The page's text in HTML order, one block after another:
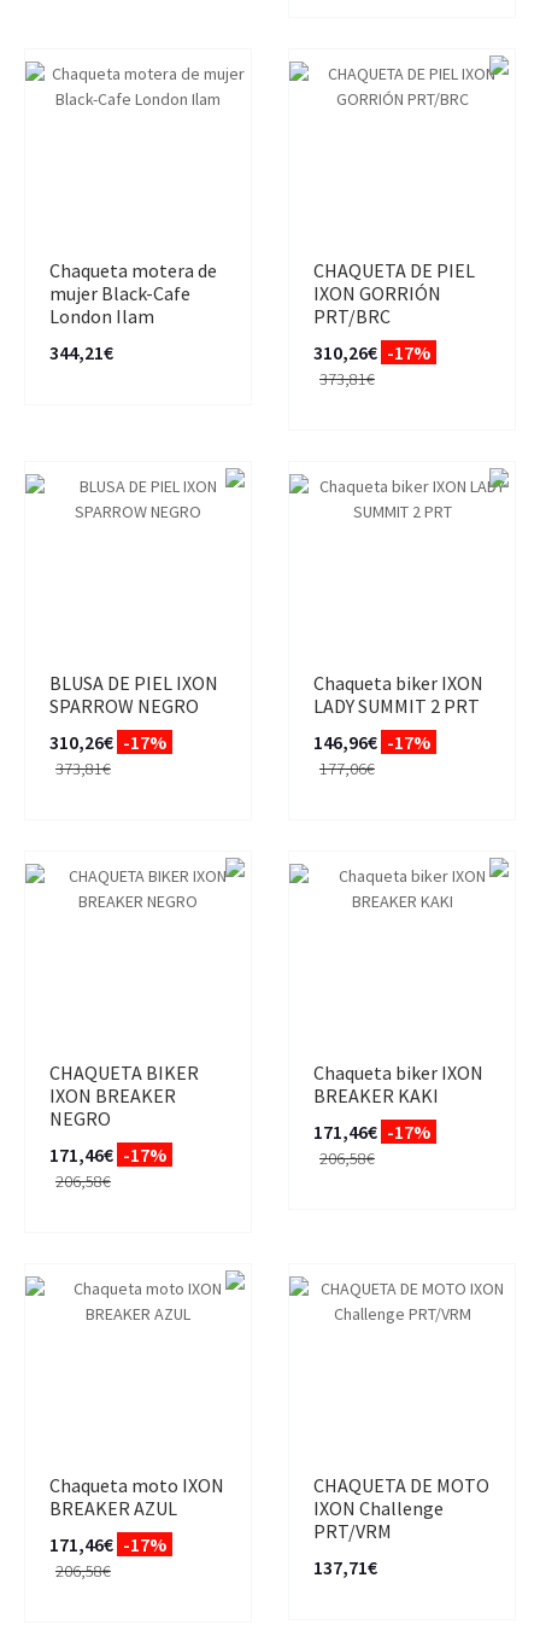
Chaqueta motera de
mujer Black-Cafe
London Ilam
344,21€
CHAQUETA DE PIEL
IXON GORRIÓN
PRT/BRC
310,26€ -17%
373,81€
BLUSA DE PIEL IXON
SPARROW NEGRO
310,26€ -17%
373,81€
Chaqueta biker IXON
LADY SUMMIT 2 PRT
146,96€ -17%
177,06€
CHAQUETA BIKER
IXON BREAKER
NEGRO
171,46€ -17%
206,58€
Chaqueta biker IXON
BREAKER KAKI
171,46€ -17%
206,58€
Chaqueta moto IXON
BREAKER AZUL
171,46€ -17%
206,58€
CHAQUETA DE MOTO
IXON Challenge
PRT/VRM
137,71€